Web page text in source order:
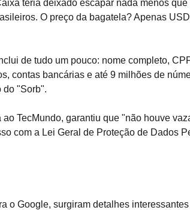
teria deixado escapar nada menos que
O preço da bagatela? Apenas
de tudo um pouco: nome completo,
contas bancárias e até 9 milhões de
do "Sorb".
TecMundo, garantiu que "não houve
com a Lei Geral de Proteção de Dados
o Google, surgiram detalhes